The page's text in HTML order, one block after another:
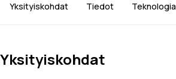
Yksityiskohdat Tiedot Teknologia
Yksityiskohdat